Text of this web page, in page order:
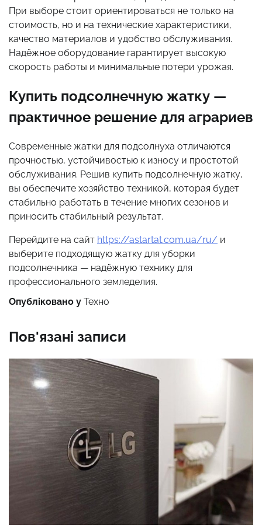
При выборе стоит ориентироваться не только на
стоимость, но и на технические характеристики,
качество материалов и удобство обслуживания.
Надёжное оборудование гарантирует высокую
скорость работы и минимальные потери урожая.
Купить подсолнечную жатку —
практичное решение для аграриев
Современные жатки для подсолнуха отличаются
прочностью, устойчивостью к износу и простотой
обслуживания. Решив купить подсолнечную жатку,
вы обеспечите хозяйство техникой, которая будет
стабильно работать в течение многих сезонов и
приносить стабильный результат.
Перейдите на сайт https://astartat.com.ua/ru/ и
выберите подходящую жатку для уборки
подсолнечника — надёжную технику для
профессионального земледелия.
Опубліковано у Техно
Пов'язані записи